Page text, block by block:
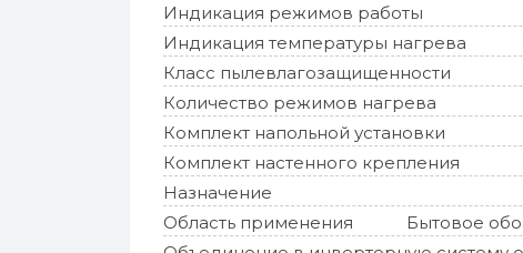
Индикация режимов работы
Индикация температуры нагрева
Класс пылевлагозащищенности
Количество режимов нагрева
Комплект напольной установки
Комплект настенного крепления
Назначение
Область применения
Бытовое